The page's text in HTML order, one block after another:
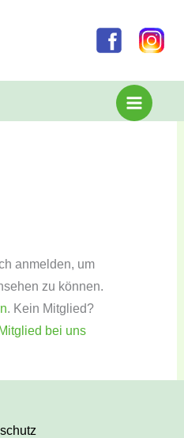
anmelden, um
zu können.
. Kein Mitglied?
bei uns